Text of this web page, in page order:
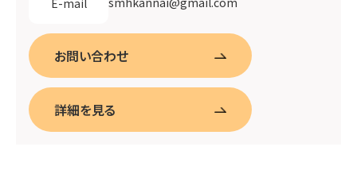
お問い合わせ
詳細を見る